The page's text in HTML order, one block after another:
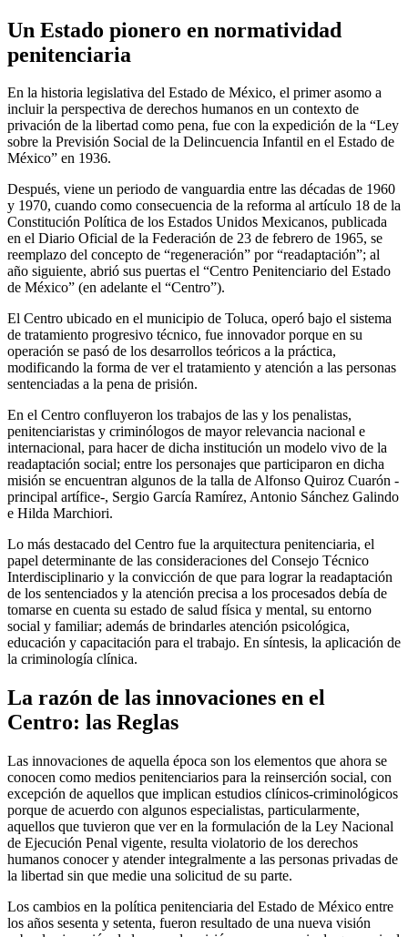
Whatsapp
Linkedin
Un Estado pionero en normatividad
penitenciaria
En la historia legislativa del Estado de México, el primer asomo a
incluir la perspectiva de derechos humanos en un contexto de
privación de la libertad como pena, fue con la expedición de la “Ley
sobre la Previsión Social de la Delincuencia Infantil en el Estado de
México” en 1936.
Después, viene un periodo de vanguardia entre las décadas de 1960
y 1970, cuando como consecuencia de la reforma al artículo 18 de la
Constitución Política de los Estados Unidos Mexicanos, publicada
en el Diario Oficial de la Federación de 23 de febrero de 1965, se
reemplazo del concepto de “regeneración” por “readaptación”; al
año siguiente, abrió sus puertas el “Centro Penitenciario del Estado
de México” (en adelante el “Centro”).
El Centro ubicado en el municipio de Toluca, operó bajo el sistema
de tratamiento progresivo técnico, fue innovador porque en su
operación se pasó de los desarrollos teóricos a la práctica,
modificando la forma de ver el tratamiento y atención a las personas
sentenciadas a la pena de prisión.
En el Centro confluyeron los trabajos de las y los penalistas,
penitenciaristas y criminólogos de mayor relevancia nacional e
internacional, para hacer de dicha institución un modelo vivo de la
readaptación social; entre los personajes que participaron en dicha
misión se encuentran algunos de la talla de Alfonso Quiroz Cuarón -
principal artífice-, Sergio García Ramírez, Antonio Sánchez Galindo
e Hilda Marchiori.
Lo más destacado del Centro fue la arquitectura penitenciaria, el
papel determinante de las consideraciones del Consejo Técnico
Interdisciplinario y la convicción de que para lograr la readaptación
de los sentenciados y la atención precisa a los procesados debía de
tomarse en cuenta su estado de salud física y mental, su entorno
social y familiar; además de brindarles atención psicológica,
educación y capacitación para el trabajo. En síntesis, la aplicación de
la criminología clínica.
La razón de las innovaciones en el
Centro: las Reglas
Las innovaciones de aquella época son los elementos que ahora se
conocen como medios penitenciarios para la reinserción social, con
excepción de aquellos que implican estudios clínicos-criminológicos
porque de acuerdo con algunos especialistas, particularmente,
aquellos que tuvieron que ver en la formulación de la Ley Nacional
de Ejecución Penal vigente, resulta violatorio de los derechos
humanos conocer y atender integralmente a las personas privadas de
la libertad sin que medie una solicitud de su parte.
Los cambios en la política penitenciaria del Estado de México entre
los años sesenta y setenta, fueron resultado de una nueva visión